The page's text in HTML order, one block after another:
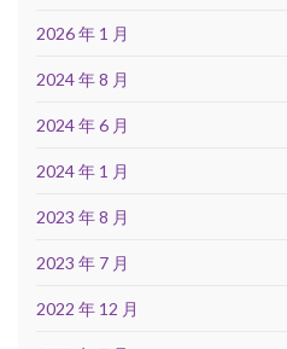
2026 年 1 月
2024 年 8 月
2024 年 6 月
2024 年 1 月
2023 年 8 月
2023 年 7 月
2022 年 12 月